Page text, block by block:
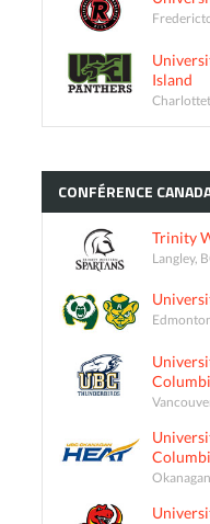
Island
CONFÉRENCE
Trinity
Langley,
Okanagan